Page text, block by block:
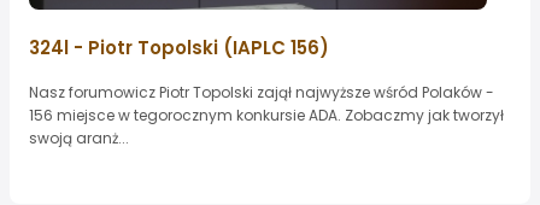
324l - Piotr Topolski (IAPLC 156)
Nasz forumowicz Piotr Topolski zajął najwyższe wśród Polaków -
156 miejsce w tegorocznym konkursie ADA. Zobaczmy jak tworzył
swoją aranż...